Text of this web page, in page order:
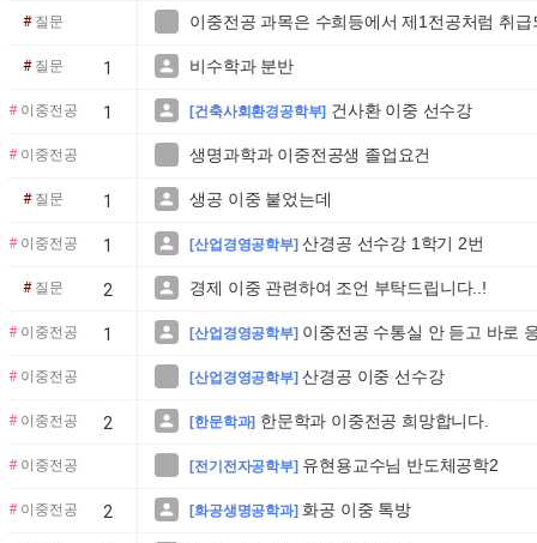
#질문 이중전공 과목은 수희등에서 제1전공처럼 취
#질문 1  비수학과 분반
#이중전공 1  [건축사회환경공학부] 건사환 이중 선수강
#이중전공 생명과학과 이중전공생 졸업요건
#질문 1  생공 이중 붙었는데
#이중전공 1  [산업경영공학부]산경공 선수강 1학기 2번
#질문 2  경제 이중 관련하여 조언 부탁드립니다..!
#이중전공 1  [산업경영공학부]이중전공 수통실 안 듣고 바로
#이중전공 [산업경영공학부]산경공 이중 선수강
#이중전공 2  [한문학과] 한문학과 이중전공 희망합니다.
#이중전공 [전기전자공학부]유현용교수님 반도체공학2
#이중전공 2  [화공생명공학과]화공 이중 톡방